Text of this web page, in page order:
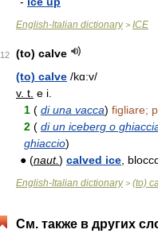
English-Italian dictionary> ICE
12
(to) calve
(to) calve /kɑ:v/
v. t. e i.
1 ( di una vacca) figliare;
2 ( di un iceberg o
ghiaccio)
● (naut.) calved ice ,
English-Italian dictionary> (to)
См. также в других